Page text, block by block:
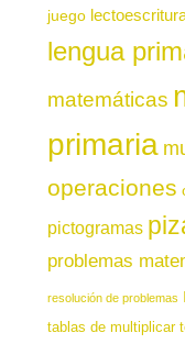
juego
lengua
matemáticas
primaria
operaciones
pictogramas
problemas
resolución de problemas
tablas de multiplicar